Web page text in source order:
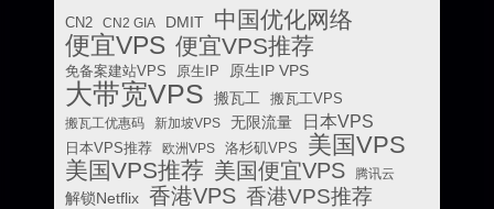
CN2 CN2 GIA DMIT 中国优化网络
便宜VPS 便宜VPS推荐
免备案建站VPS 原生IP 原生IP VPS
大带宽VPS 搬瓦工
搬瓦工VPS
搬瓦工优惠码
新加坡VPS 无限流量 日本VPS
日本VPS推荐 欧洲VPS 洛杉矶VPS 美国VPS
美国VPS推荐 美国便宜VPS 腾讯云
解锁Netflix 香港VPS 香港VPS推荐